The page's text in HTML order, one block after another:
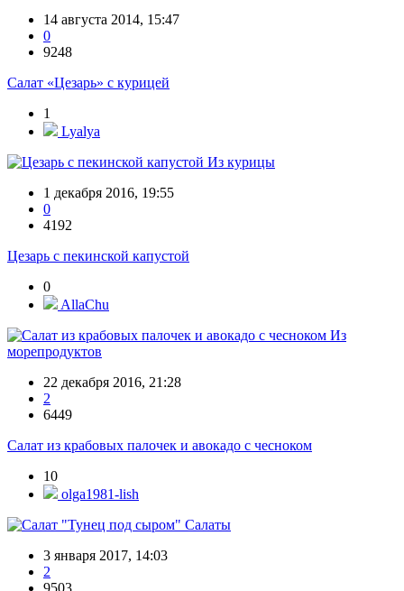
14 августа 2014, 15:47
0
9248
Салат «Цезарь» с курицей
1
Lyalya
Из курицы
1 декабря 2016, 19:55
0
4192
Цезарь с пекинской капустой
0
AllaChu
Из
морепродуктов
22 декабря 2016, 21:28
2
6449
Салат из крабовых палочек и авокадо с чесноком
10
olga1981-lish
Салаты
3 января 2017, 14:03
2